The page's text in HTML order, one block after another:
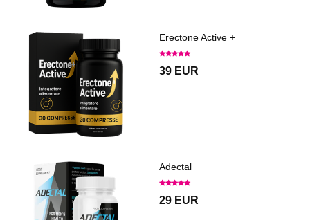
Erectone Active +
39 EUR
Adectal
29 EUR